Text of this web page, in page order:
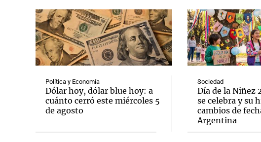
Política y Economía
Dólar hoy, dólar blue hoy: a
cuánto cerró este miércoles 5
de agosto
Sociedad
Día de la Niñez
se celebra y su
cambios de
Argentina
Notas